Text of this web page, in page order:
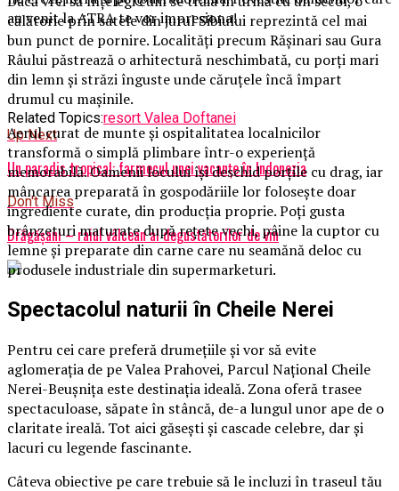
au venit la ATRA te vor impresiona!
Related Topics:resort Valea Doftanei
Up Next
Un paradis tropical: farmecul unei vacanțe în Indonezia
Don't Miss
Drăgășani – raiul vâlcean al degustătorilor de vin
călătorie prin satele din jurul Sibiului reprezintă cel mai
bun punct de pornire. Localități precum Rășinari sau Gura
Râului păstrează o arhitectură neschimbată, cu porți mari
din lemn și străzi înguste unde căruțele încă împart
drumul cu mașinile.
Aerul curat de munte și ospitalitatea localnicilor
transformă o simplă plimbare într-o experiență
memorabilă. Oamenii locului își deschid porțile cu drag, iar
mâncarea preparată în gospodăriile lor folosește doar
ingrediente curate, din producția proprie. Poți gusta
brânzeturi maturate după rețete vechi, pâine la cuptor cu
lemne și preparate din carne care nu seamănă deloc cu
produsele industriale din supermarketuri.
Spectacolul naturii în Cheile Nerei
Pentru cei care preferă drumețiile și vor să evite
aglomerația de pe Valea Prahovei, Parcul Național Cheile
Nerei-Beușnița este destinația ideală. Zona oferă trasee
spectaculoase, săpate în stâncă, de-a lungul unor ape de o
claritate ireală. Tot aici găsești și cascade celebre, dar și
lacuri cu legende fascinante.
Câteva obiective pe care trebuie să le incluzi în traseul tău